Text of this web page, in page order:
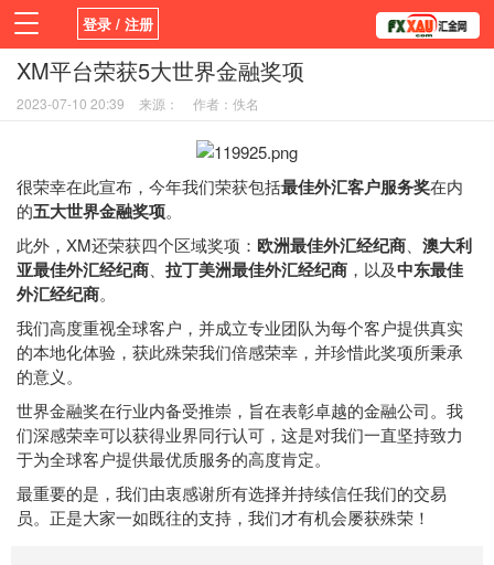
登录 / 注册
首页 新闻 观点
平台
指标EA 书籍
XM平台荣获5大世界金融奖项
2023-07-10 20:39 来源： 作者：佚名
很荣幸在此宣布，今年我们荣获包括最佳外汇客户服务奖在内
的五大世界金融奖项。
此外，XM还荣获四个区域奖项： 欧洲最佳外汇经纪商
澳大利
亚最佳外汇经纪商
拉丁美洲最佳外汇经纪商 ，以及中东最佳
外汇经纪商。
我们高度重视全球客户，并成立专业团队为每个客户提供真实
的本地化体验，获此殊荣我们倍感荣幸，并珍惜此奖项所秉承
的意义。
世界金融奖在行业内备受推崇，旨在表彰卓越的金融公司。我
们深感荣幸可以获得业界同行认可，这是对我们一直坚持致力
于为全球客户提供最优质服务的高度肯定。
最重要的是，我们由衷感谢所有选择并持续信任我们的交易
员。正是大家一如既往的支持，我们才有机会屡获殊荣！